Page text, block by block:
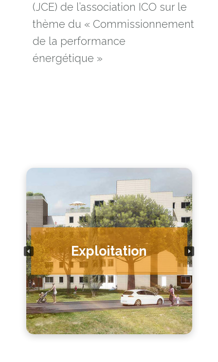
(JCE) de l’association ICO sur le
thème du « Commissionnement
de la performance
énergétique »
Exploitation